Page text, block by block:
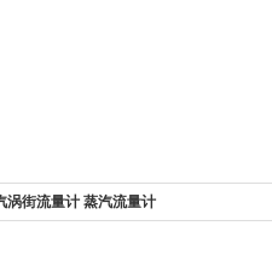
涡街流量计 蒸汽流量计